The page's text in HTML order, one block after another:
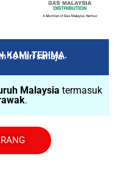
10 hari sahaja.
KAMI TERIMA.
Malaysia termasuk
.